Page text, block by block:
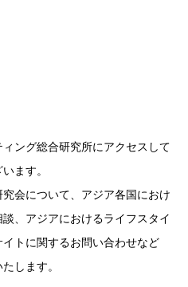
ング総合研究所にアクセスして
ます。
会について、アジア各国におけ
、アジアにおけるライフスタイ
トに関するお問い合わせなど
します。